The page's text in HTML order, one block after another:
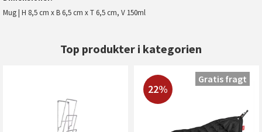
Mug | H 8,5 cm x B 6,5 cm x T 6,5 cm, V 150ml
Top produkter i kategorien
22%
Gratis fragt